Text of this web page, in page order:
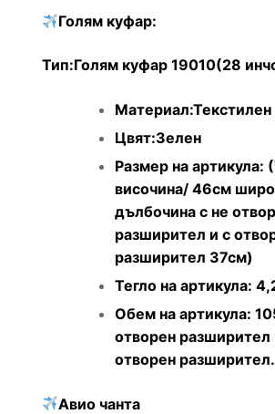
Голям куфар:
Тип:Голям куфар 19010(28
Материал:Текстилен
Цвят:Зелен
Размер на артикула:
височина/ 46см
дълбочина с не
разширител и с
разширител 37см)
Тегло на артикула:
Обем на артикула:
отворен разширител
отворен разширител.
Авио чанта